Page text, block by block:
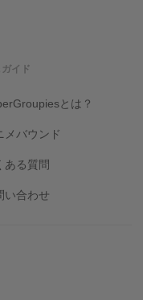
イド
とは？
メバウンド
ある質問
い合わせ